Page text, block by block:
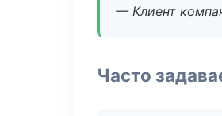
— Клиент
Часто